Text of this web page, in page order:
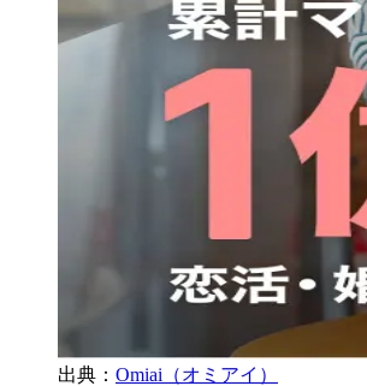
出典： Omiai（オミアイ）